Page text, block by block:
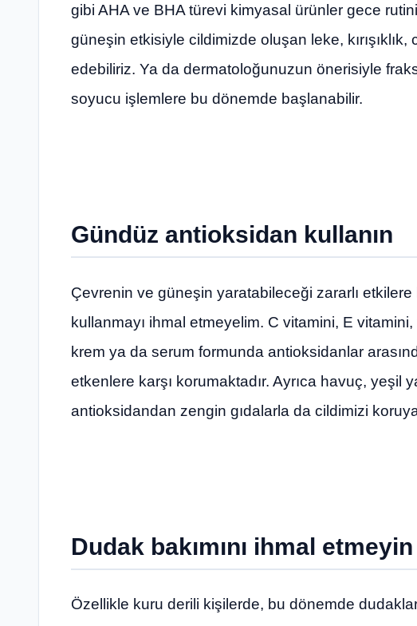
gibi AHA ve BHA türevi kimyasal ürünler gece
güneşin etkisiyle cildimizde oluşan leke,
edebiliriz. Ya da dermatoloğunuzun önerisiyle
soyucu işlemlere bu dönemde başlanabilir.
Gündüz antioksidan kullanın
Çevrenin ve güneşin yaratabileceği zararlı
kullanmayı ihmal etmeyelim. C vitamini, E
krem ya da serum formunda antioksidanlar
etkenlere karşı korumaktadır. Ayrıca havuç, yeşil
antioksidandan zengin gıdalarla da cildimizi
Dudak bakımını ihmal etmeyin
Özellikle kuru derili kişilerde, bu dönemde